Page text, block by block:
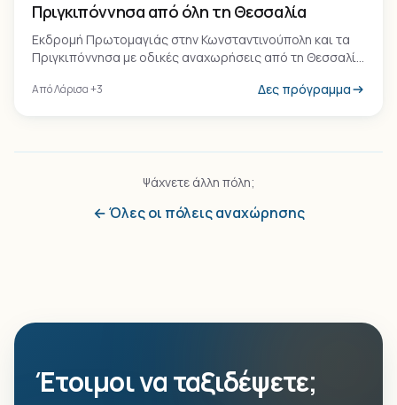
Πριγκιπόννησα από όλη τη Θεσσαλία
Εκδρομή Πρωτομαγιάς στην Κωνσταντινούπολη και τα
Πριγκιπόννησα με οδικές αναχωρήσεις από τη Θεσσαλία
συνδυάσεις ιστορικό περίπατο στην Πόλη με μια ήρεμη
Από Λάρισα +3 Δες πρόγραμμα
Ψάχνετε άλλη πόλη;
← Όλες οι πόλεις αναχώρησης
Έτοιμοι να ταξιδέψετε;